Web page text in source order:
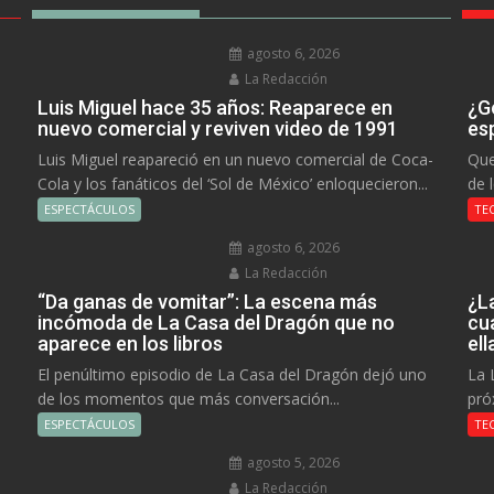
agosto 6, 2026
La Redacción
Luis Miguel hace 35 años: Reaparece en
nuevo comercial y reviven video de 1991
Luis Miguel reapareció en un nuevo comercial de Coca-
Cola y los fanáticos del ‘Sol de México’ enloquecieron...
ESPECTÁCULOS
agosto 6, 2026
La Redacción
“Da ganas de vomitar”: La escena más
incómoda de La Casa del Dragón que no
aparece en los libros
El penúltimo episodio de La Casa del Dragón dejó uno
de los momentos que más conversación...
ESPECTÁCULOS
agosto 5, 2026
La Redacción
de
La